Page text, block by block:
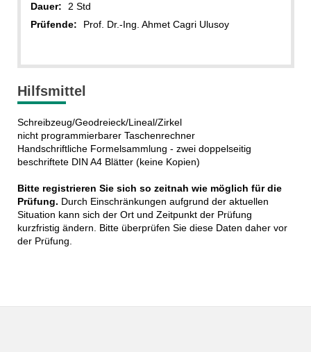
Dauer:
2 Std
Prüfende:
Prof. Dr.-Ing. Ahmet Cagri Ulusoy
Hilfsmittel
Schreibzeug/Geodreieck/Lineal/Zirkel
nicht programmierbarer Taschenrechner
Handschriftliche Formelsammlung - zwei doppelseitig
beschriftete DIN A4 Blätter (keine Kopien)
Bitte registrieren Sie sich so zeitnah wie möglich für die
Prüfung. Durch Einschränkungen aufgrund der aktuellen
Situation kann sich der Ort und Zeitpunkt der Prüfung
kurzfristig ändern. Bitte überprüfen Sie diese Daten daher vor
der Prüfung.